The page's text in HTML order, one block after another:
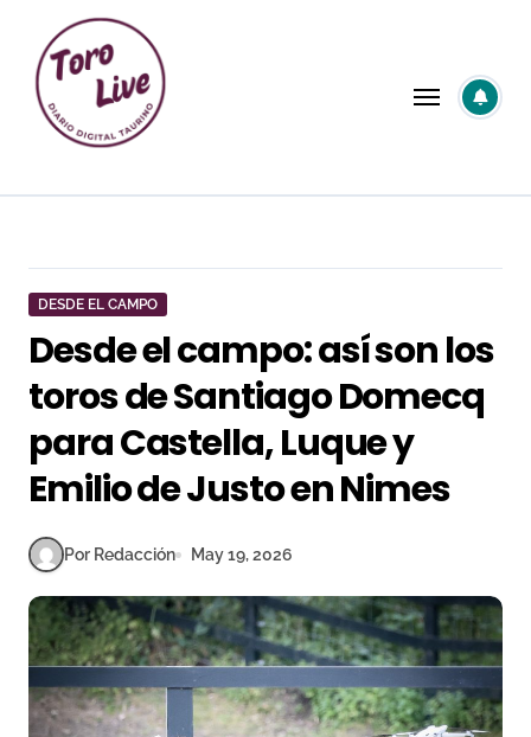
contenido
DESDE EL CAMPO
Desde el campo: así son los
toros de Santiago Domecq
para Castella, Luque y
Emilio de Justo en Nimes
Por Redacción May 19, 2026